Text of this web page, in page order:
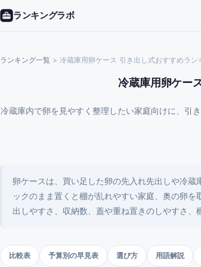
ランキングラボ
ランキング一覧 > 冷蔵庫用卵ケース 引き出し式おすすめラン
冷蔵庫用卵ケー
冷蔵庫内で卵を見やすく整理したい家庭向けに、引
卵ケースは、買い足した卵の先入れ先出しや冷
ックのまま置くと棚が乱れやすい家庭、奥の卵
出しやすさ、収納数、蓋や重ね置きのしやすさ、
比較表 予算別の早見表 選び方 用語解説